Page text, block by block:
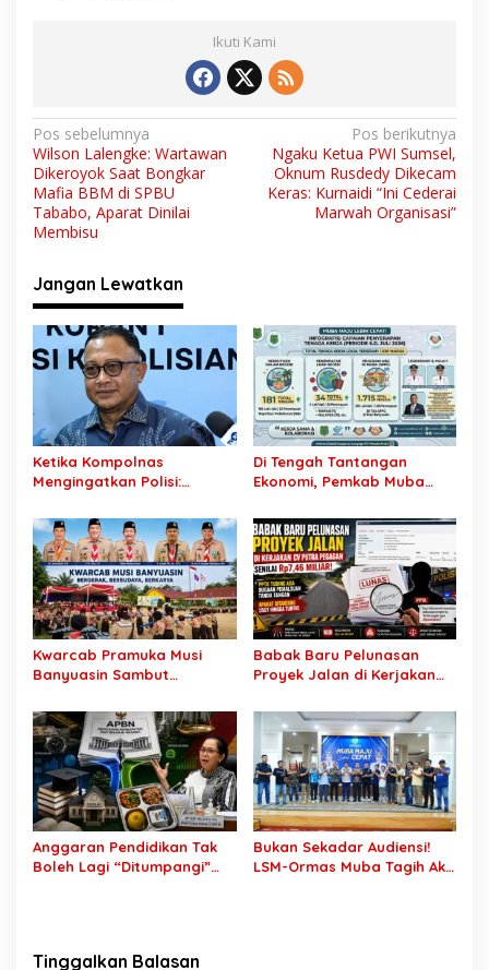
Ikuti Kami
N
a
v
i
a
s
i
o
s
Pos sebelumnya
Wilson Lalengke: Wartawan
Dikeroyok Saat Bongkar
Mafia BBM di SPBU
Tababo, Aparat Dinilai
Membisu
Pos berikutnya
Ngaku Ketua PWI Sumsel,
Oknum Rusdedy Dikecam
Keras: Kurnaidi “Ini Cederai
Marwah Organisasi”
Jangan Lewatkan
Ketika Kompolnas
Mengingatkan Polisi:
“Kegaduhan Siber” Alasan
Menjerat Warga
Di Tengah Tantangan
Ekonomi, Pemkab Muba
bagi Warga Lokal
Kwarcab Pramuka Musi
Banyuasin Sambut
Sertifikat Pramuka Garuda
Kini Buka Jalur Khusus
Rekrutmen TNI-Polri, 784
Garuda Siap Sambut
Peluang Emas
Babak Baru Pelunasan
Proyek Jalan di Kerjakan
Rp7,46 Miliar! PPTK Tuding
Ada Dugaan Pemalsuan
Tanda Tangan, Aparat
Ditantang Usut Hingga
Tuntas
Anggaran Pendidikan Tak
Boleh Lagi “Ditumpangi”
Bukan Sekadar Audiensi!
LSM-Ormas Muba Tagih Aksi
Tinggalkan Balasan